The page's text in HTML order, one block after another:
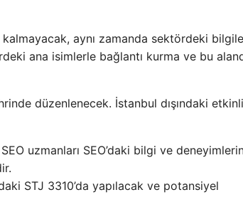
aynı zamanda sektördeki
ana isimlerle bağlantı kurma ve bu
düzenlenecek. İstanbul dışındaki
uzmanları SEO’daki bilgi ve
STJ 3310’da yapılacak ve potansiyel